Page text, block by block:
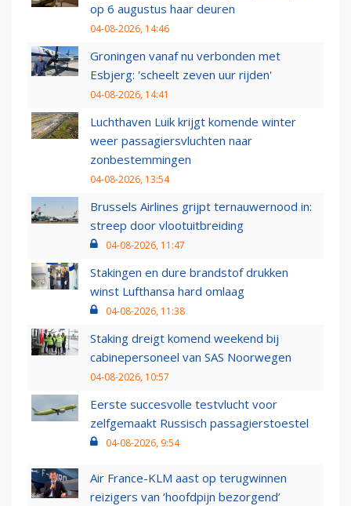
op 6 augustus haar deuren
04-08-2026, 14:46
Groningen vanaf nu verbonden met
Esbjerg: 'scheelt zeven uur rijden'
04-08-2026, 14:41
Luchthaven Luik krijgt komende winter
weer passagiersvluchten naar
zonbestemmingen
04-08-2026, 13:54
Brussels Airlines grijpt ternauwernood in:
streep door vlootuitbreiding
04-08-2026, 11:47
Stakingen en dure brandstof drukken
winst Lufthansa hard omlaag
04-08-2026, 11:38
Staking dreigt komend weekend bij
cabinepersoneel van SAS Noorwegen
04-08-2026, 10:57
Eerste succesvolle testvlucht voor
zelfgemaakt Russisch passagierstoestel
04-08-2026, 9:54
Air France-KLM aast op terugwinnen
reizigers van ‘hoofdpijn bezorgend’